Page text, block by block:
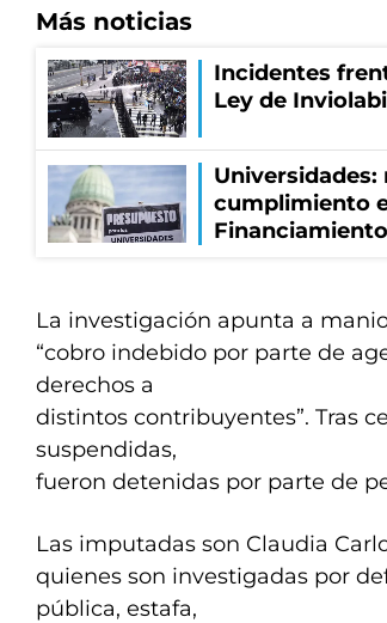
Más noticias
Incidentes
Ley de
cumplimiento
Financiamiento
La investigación apunta a
“cobro indebido por parte de
derechos a
distintos contribuyentes”. Tras
suspendidas,
fueron detenidas por parte de
Las imputadas son Claudia
quienes son investigadas por
pública, estafa,